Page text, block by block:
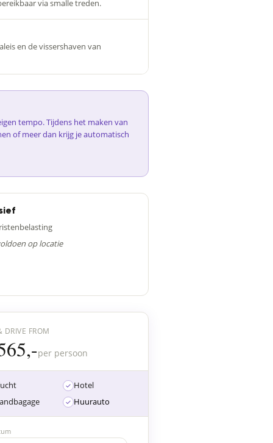
via smalle treden.
en de vissershaven van
tempo. Tijdens het maken van
of meer dan krijg je automatisch
op locatie
DRIVE FROM
per persoon
Hotel
Huurauto
23
24
25
26